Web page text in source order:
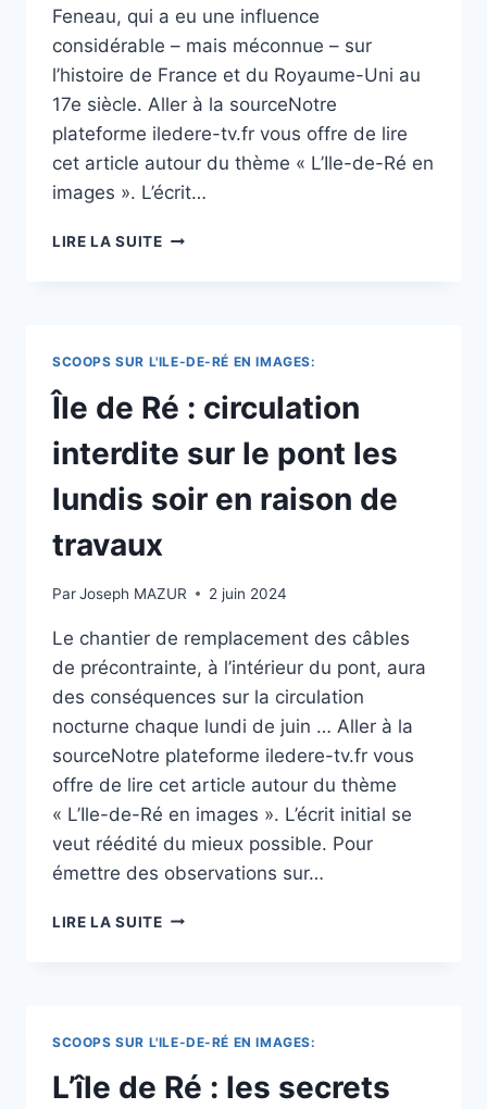
Feneau, qui a eu une influence
considérable – mais méconnue – sur
l’histoire de France et du Royaume-Uni au
17e siècle. Aller à la sourceNotre
plateforme iledere-tv.fr vous offre de lire
cet article autour du thème « L’Ile-de-Ré en
images ». L’écrit…
LIRE LA SUITEILE
RETROUVER
UNE
ENFOUIE
DANS
LES
QUATRE
PLUS
SCOOPS SUR L'ILE-DE-RÉ EN IMAGES:
Île de Ré : circulation
interdite sur le pont les
lundis soir en raison de
travaux
ParJoseph MAZUR 2 juin 2024
Le chantier de remplacement des câbles
de précontrainte, à l’intérieur du pont, aura
des conséquences sur la circulation
nocturne chaque lundi de juin … Aller à la
sourceNotre plateforme iledere-tv.fr vous
offre de lire cet article autour du thème
« L’Ile-de-Ré en images ». L’écrit initial se
veut réédité du mieux possible. Pour
émettre des observations sur…
LIRE LA SUITEÎLE
INTERDITE
SUR
LE
PONT
SCOOPS SUR L'ILE-DE-RÉ EN IMAGES:
L’île de Ré : les secrets